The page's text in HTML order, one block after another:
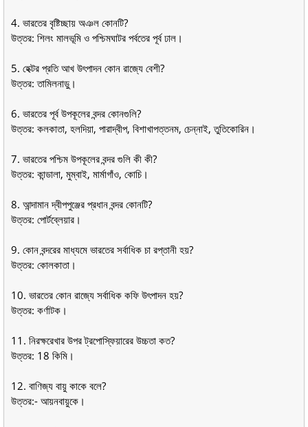
4. ভারতের বৃষ্টিচ্ছায় অঞল কোনটি?
উত্তর: শিলং মালভূমি ও পশ্চিমঘাটর পর্বতের পূর্ব ঢাল।
5. হেক্টর প্রতি আখ উৎপাদন কোন রাজ্যে বেশী?
উত্তর: তামিলনাড়ু।
6. ভারতের পূর্ব উপকূলের বন্দর কোনগুলি?
উত্তর: কলকাতা, হলদিয়া, পারাদ্বীপ, বিশাখাপত্তনম, চেন্নাই, তুতিকোরিন।
7. ভারতের পশ্চিম উপকূলের বন্দর গুলি কী কী?
উত্তর: কান্ডালা, মুম্বাই, মার্মাগাঁও, কোচি।
8. আন্দামান দ্বীপপুঞ্জের প্রধান বন্দর কোনটি?
উত্তর: পাের্টব্লেয়ার।
9. কোন বন্দরের মাধ্যমে ভারতের সর্বাধিক চা রপ্তানী হয়?
উত্তর: কোলকাতা।
10. ভারতের কোন রাজ্যে সর্বাধিক কফি উৎপাদন হয়?
উত্তর: কৰ্ণাটক।
11. নিরক্ষরেখার উপর ট্রপােস্ফিয়ারের উচ্চতা কত?
উত্তর: 18 কিমি।
12. বাণিজ্য বায়ু কাকে বলে?
উত্তর:- আয়নবায়ুকে।